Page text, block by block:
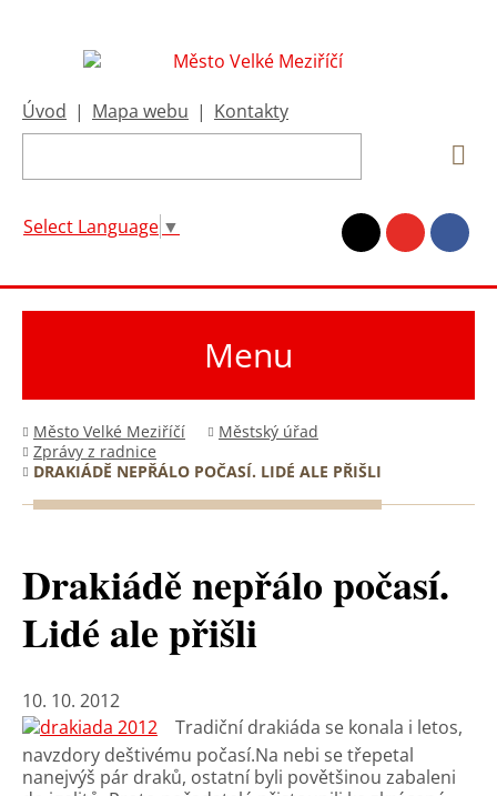
Úvod | Mapa webu | Kontakty
Select Language ▼
Menu
Město Velké Meziříčí
Městský úřad
Zprávy z radnice
DRAKIÁDĚ NEPŘÁLO POČASÍ. LIDÉ ALE PŘIŠLI
Drakiádě nepřálo počasí.
Lidé ale přišli
10. 10. 2012
Tradiční drakiáda se konala i letos,
navzdory deštivému počasí.Na nebi se třepetal
nanejvýš pár draků, ostatní byli povětšinou zabaleni